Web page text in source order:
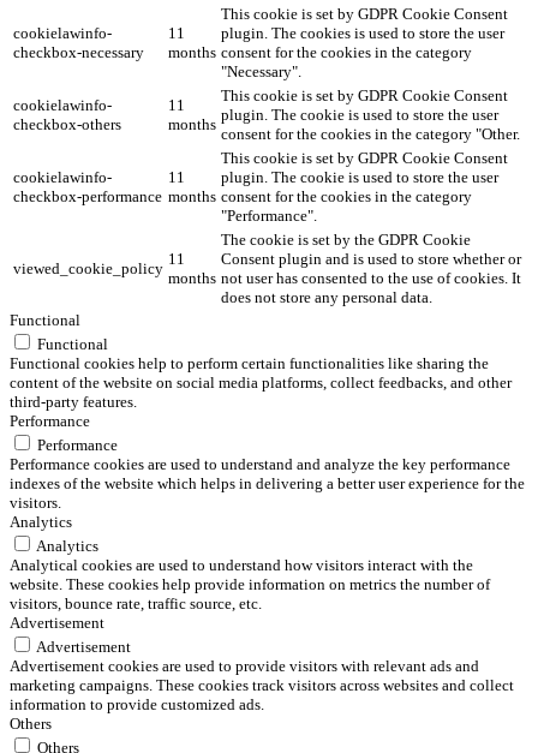
cookielawinfo-
checkbox-necessary
11
months
This cookie is set by GDPR Cookie Consent
plugin. The cookies is used to store the user
consent for the cookies in the category
"Necessary".
cookielawinfo-
checkbox-others
11
months
This cookie is set by GDPR Cookie Consent
plugin. The cookie is used to store the user
consent for the cookies in the category "Other.
cookielawinfo-
checkbox-performance
11
months
This cookie is set by GDPR Cookie Consent
plugin. The cookie is used to store the user
consent for the cookies in the category
"Performance".
viewed_cookie_policy
11
months
The cookie is set by the GDPR Cookie
Consent plugin and is used to store whether or
not user has consented to the use of cookies. It
does not store any personal data.
Functional
Functional
Functional cookies help to perform certain functionalities like sharing the
content of the website on social media platforms, collect feedbacks, and other
third-party features.
Performance
Performance
Performance cookies are used to understand and analyze the key performance
indexes of the website which helps in delivering a better user experience for the
visitors.
Analytics
Analytics
Analytical cookies are used to understand how visitors interact with the
website. These cookies help provide information on metrics the number of
visitors, bounce rate, traffic source, etc.
Advertisement
Advertisement
Advertisement cookies are used to provide visitors with relevant ads and
marketing campaigns. These cookies track visitors across websites and collect
information to provide customized ads.
Others
Others